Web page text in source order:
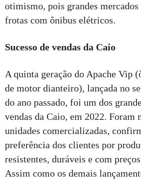
otimismo, pois grandes mercados
frotas com ônibus elétricos.
Sucesso de vendas da Caio
A quinta geração do Apache Vip
de motor dianteiro), lançada no
do ano passado, foi um dos
vendas da Caio, em 2022. Foram
unidades comercializadas,
preferência dos clientes por
resistentes, duráveis e com
Assim como os demais